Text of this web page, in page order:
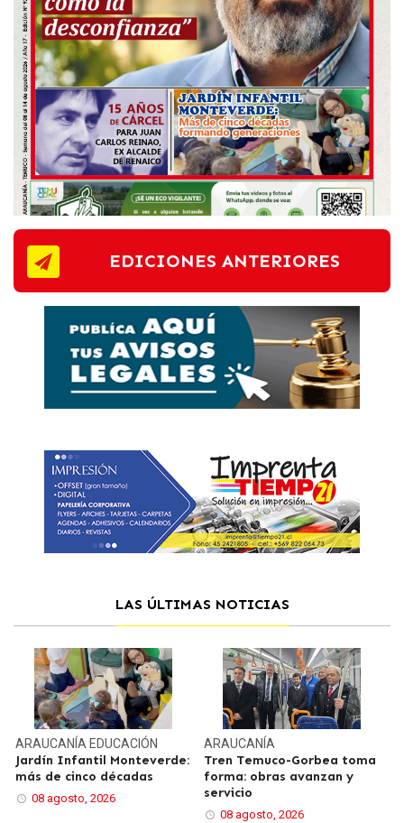
EDICIONES ANTERIORES
LAS ÚLTIMAS NOTICIAS
ARAUCANÍA EDUCACIÓN
Jardín Infantil Monteverde:
más de cinco décadas
08 agosto, 2026
ARAUCANÍA
Tren Temuco-Gorbea toma
forma: obras avanzan y
servicio
08 agosto, 2026